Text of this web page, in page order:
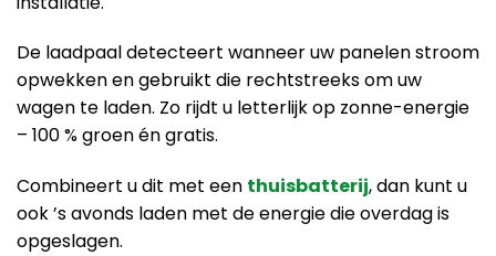
De laadpaal detecteert wanneer uw panelen stroom
opwekken en gebruikt die rechtstreeks om uw
wagen te laden. Zo rijdt u letterlijk op zonne-energie
– 100 % groen én gratis.
Combineert u dit met een thuisbatterij, dan kunt u
ook ’s avonds laden met de energie die overdag is
opgeslagen.